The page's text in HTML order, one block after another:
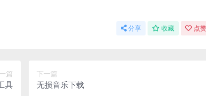
分享 收藏 点
篇
具
下一篇
无损音乐下载